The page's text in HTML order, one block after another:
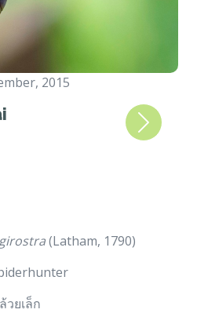
2015
(Latham, 1790)
วยเล็ก
Next